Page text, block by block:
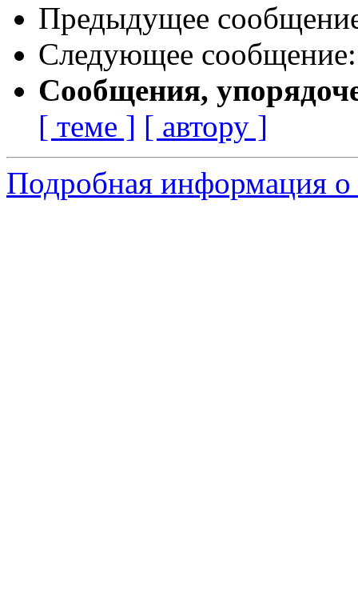
Предыдущее
Следующее
Сообщения,
[ теме ] [ автору ]
Подробная информация